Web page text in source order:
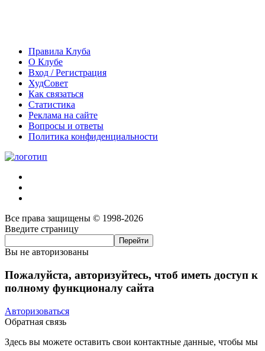
Правила Клуба
О Клубе
Вход / Регистрация
ХудСовет
Как связаться
Статистика
Реклама на сайте
Вопросы и ответы
Политика конфиденциальности
Все права защищены © 1998-2026
Введите страницу
Вы не авторизованы
Пожалуйста, авторизуйтесь, чтоб иметь доступ к
полному функционалу сайта
Авторизоваться
Обратная связь
Здесь вы можете оставить свои контактные данные, чтобы мы